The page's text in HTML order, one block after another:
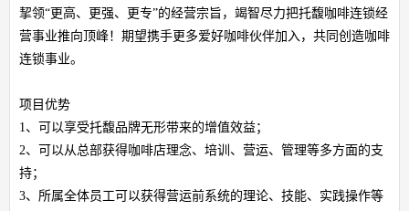
挈领“更高、更强、更专”的经营宗旨，竭智尽力把托馥咖啡连锁经
营事业推向顶峰！期望携手更多爱好咖啡伙伴加入，共同创造咖啡
连锁事业。
项目优势
1、可以享受托馥品牌无形带来的增值效益；
2、可以从总部获得咖啡店理念、培训、营运、管理等多方面的支
持；
3、所属全体员工可以获得营运前系统的理论、技能、实践操作等